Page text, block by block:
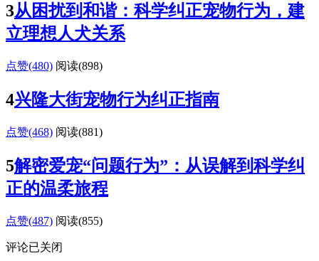
3从困扰到和谐：科学纠正宠物行为，建
立理想人犬关系
点赞(480) 阅读(898)
4兴隆大街宠物行为纠正指南
点赞(468) 阅读(881)
5解密爱宠“问题行为”：从误解到科学纠
正的温柔旅程
点赞(487) 阅读(855)
评论已关闭